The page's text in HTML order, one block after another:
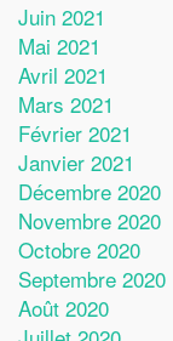
Juin 2021
Mai 2021
Avril 2021
Mars 2021
Février 2021
Janvier 2021
Décembre 2020
Novembre 2020
Octobre 2020
Septembre 2020
Août 2020